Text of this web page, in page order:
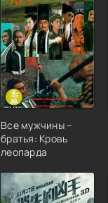
Все мужчины –
братья: Кровь
леопарда